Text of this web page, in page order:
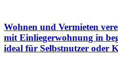
Wohnen und Vermieten
mit Einliegerwohnung in
ideal für Selbstnutzer oder